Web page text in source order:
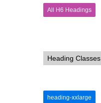
All H6 Headings
Heading Classes
heading-xxlarge